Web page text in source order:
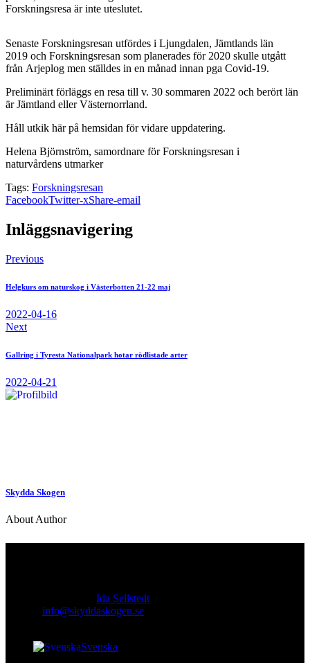
Forskningsresa är inte uteslutet.
Senaste Forskningsresan utfördes i Ljungdalen, Jämtlands län
2019 och Forskningsresan som planerades för 2020 skulle utgått
från Arjeplog men ställdes in en månad innan pga Covid-19.
Preliminärt förläggs en resa till v. 30 sommaren 2022 och berört län
är Jämtland eller Västernorrland.
Håll utkik här på hemsidan för vidare uppdatering.
Helena Björnström, samordnare för Forskningsresan i
naturvårdens utmarker
Tags: Forskningsresan
FacebookTwitter-xShare-email
Inläggsnavigering
Previous
Helgkurs om naturskog i Västerbotten 21-22 maj
2022-04-16
Next
Gallring i Tyresta Nationalpark hotar rödlistade arter
2022-04-21
Skydda Skogen
About Author
Ida Sellstedt
info@skyddaskogen.se
Svenska